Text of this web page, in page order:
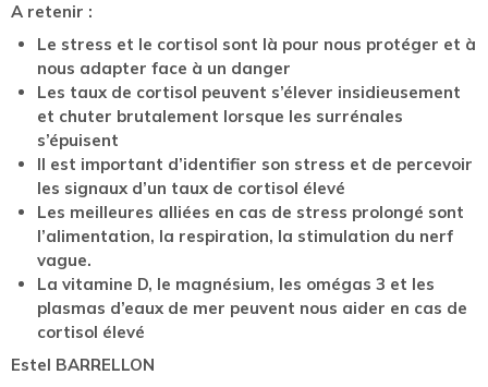
A retenir :
Le stress et le cortisol sont là pour nous protéger et à
nous adapter face à un danger
Les taux de cortisol peuvent s’élever insidieusement
et chuter brutalement lorsque les surrénales
s’épuisent
Il est important d’identifier son stress et de percevoir
les signaux d’un taux de cortisol élevé
Les meilleures alliées en cas de stress prolongé sont
l’alimentation, la respiration, la stimulation du nerf
vague.
La vitamine D, le magnésium, les omégas 3 et les
plasmas d’eaux de mer peuvent nous aider en cas de
cortisol élevé
Estel BARRELLON